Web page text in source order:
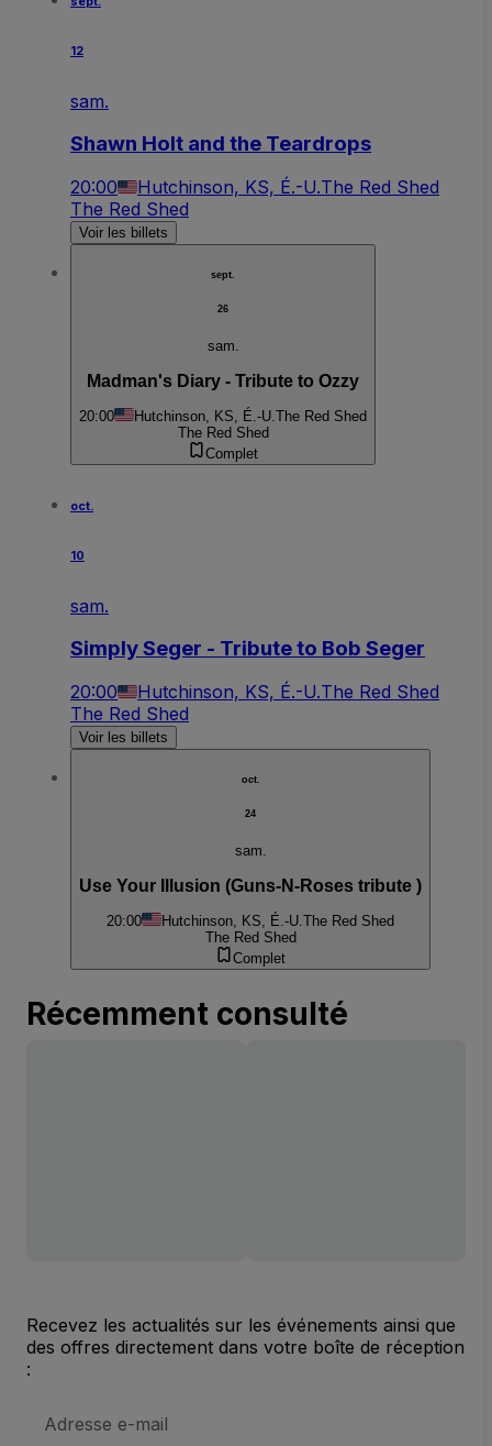
12
sam.
Shawn Holt and the Teardrops
20:00 Hutchinson, KS, É.-U.The Red Shed
The Red Shed
Voir les billets
sept.
26
sam.
Madman's Diary - Tribute to Ozzy
20:00 Hutchinson, KS, É.-U.The Red Shed
The Red Shed
Complet
oct.
10
sam.
Simply Seger - Tribute to Bob Seger
20:00 Hutchinson, KS, É.-U.The Red Shed
The Red Shed
Voir les billets
oct.
24
sam.
Use Your Illusion (Guns-N-Roses tribute )
20:00 Hutchinson, KS, É.-U.The Red Shed
The Red Shed
Complet
Récemment consulté
Recevez les actualités sur les événements ainsi que
des offres directement dans votre boîte de réception
:
e-